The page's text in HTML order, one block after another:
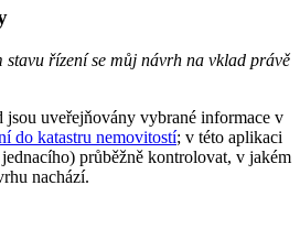
stavu řízení se můj návrh na vklad právě
jsou uveřejňovány vybrané informace v
do katastru nemovitostí; v této aplikaci
průběžně kontrolovat, v jakém
nachází.